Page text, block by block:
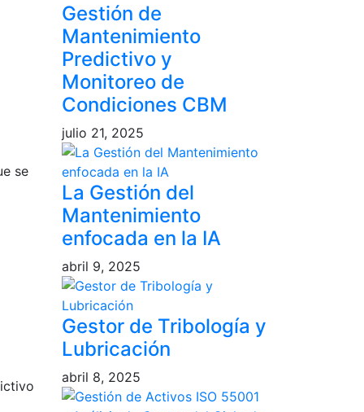
se
Gestión de
Mantenimiento
Predictivo y
Monitoreo de
Condiciones CBM
julio 21, 2025
La Gestión del
Mantenimiento
enfocada en la IA
abril 9, 2025
Gestor de Tribología y
Lubricación
abril 8, 2025